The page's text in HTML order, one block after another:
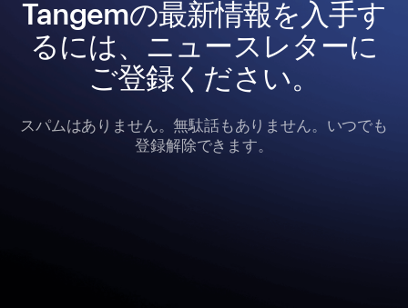
Tangemの最新情報を入手す
るには、ニュースレターに
ご登録ください。
スパムはありません。無駄話もありません。いつでも
登録解除できます。